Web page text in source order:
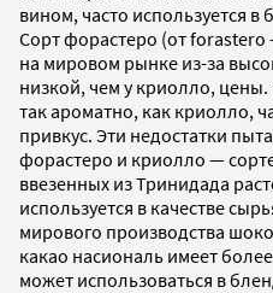
вином, часто используется в
Сорт форастеро (от
на мировом рынке из-за
низкой, чем у криолло,
так ароматно, как криолло,
привкус. Эти недостатки
форастеро и криолло —
ввезенных из Тринидада
используется в качестве
мирового производства
какао насиональ имеет
может использоваться в